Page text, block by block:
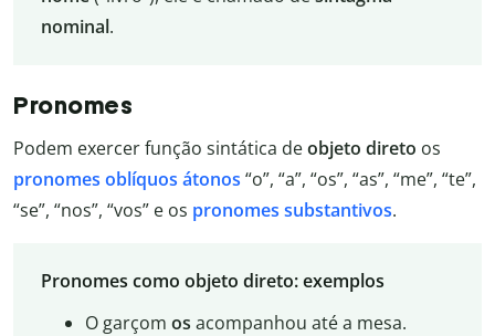
nominal.
Pronomes
Podem exercer função sintática deobjeto direto os
pronomes oblíquos átonos “o”, “a”, “os”, “as”, “me”, “te”,
“se”, “nos”, “vos” e os pronomes substantivos.
Pronomes como objeto direto: exemplos
O garçom os acompanhou até a mesa.